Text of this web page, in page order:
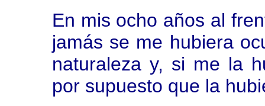
En mis ocho años al
jamás se me hubiera
naturaleza y, si me la
por supuesto que la